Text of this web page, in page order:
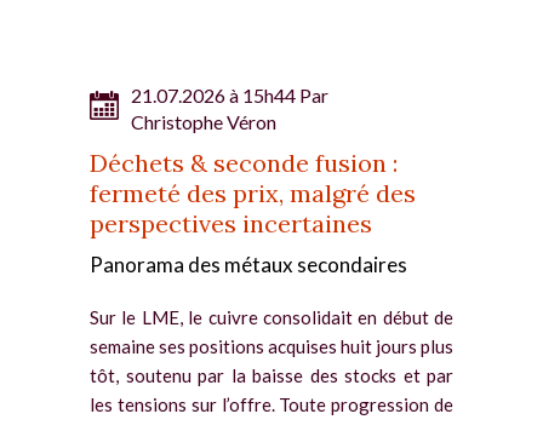
21.07.2026 à 15h44 Par
Christophe Véron
Déchets & seconde fusion :
fermeté des prix, malgré des
perspectives incertaines
Panorama des métaux secondaires
Sur le LME, le cuivre consolidait en début de
semaine ses positions acquises huit jours plus
tôt, soutenu par la baisse des stocks et par
les tensions sur l’offre. Toute progression de